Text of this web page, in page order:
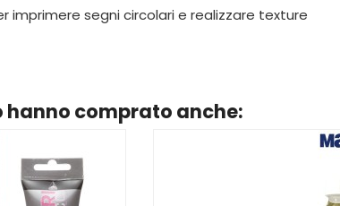
imprimere segni circolari e realizzare texture
comprato anche: